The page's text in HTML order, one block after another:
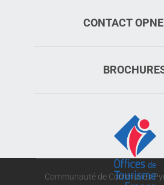
CONTACT
Communauté de Communes